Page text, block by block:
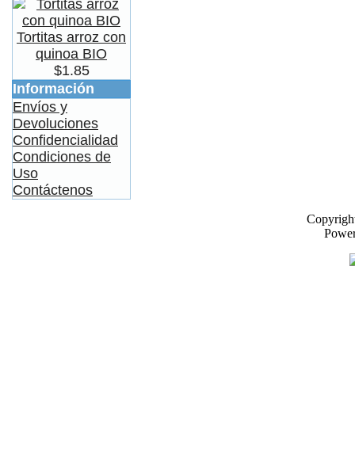
Tortitas arroz con
quinoa BIO
$1.85
Información
Envíos y
Devoluciones
Confidencialidad
Condiciones de
Uso
Contáctenos